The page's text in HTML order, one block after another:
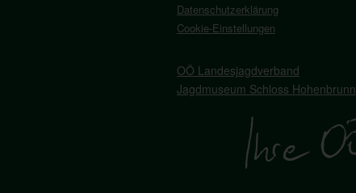
Datenschutzerklärung
Cookie-Einstellungen
OÖ Landesjagdverband
Jagdmuseum Schloss Hohenbrunn